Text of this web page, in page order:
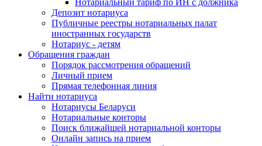
Депозит нотариуса
Публичные реестры нотариальных палат
иностранных государств
Нотариус - детям
Обращения граждан
Порядок рассмотрения обращений
Личный прием
Прямая телефонная линия
Найти нотариуса
Нотариусы Беларуси
Нотариальные конторы
Поиск ближайшей нотариальной конторы
Онлайн запись на прием